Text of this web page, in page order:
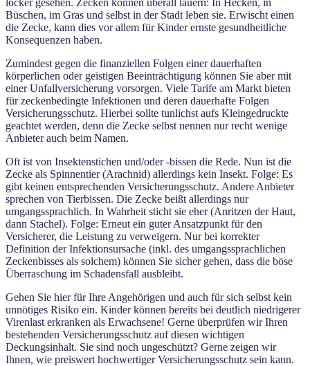
Büschen, im Gras und selbst in der Stadt leben sie. Erwischt einen
die Zecke, kann dies vor allem für Kinder ernste gesundheitliche
Konsequenzen haben.
Zumindest gegen die finanziellen Folgen einer dauerhaften
körperlichen oder geistigen Beeinträchtigung können Sie aber mit
einer Unfallversicherung vorsorgen. Viele Tarife am Markt bieten
für zeckenbedingte Infektionen und deren dauerhafte Folgen
Versicherungsschutz. Hierbei sollte tunlichst aufs Kleingedruckte
geachtet werden, denn die Zecke selbst nennen nur recht wenige
Anbieter auch beim Namen.
Oft ist von Insektenstichen und/oder -bissen die Rede. Nun ist die
Zecke als Spinnentier (Arachnid) allerdings kein Insekt. Folge: Es
gibt keinen entsprechenden Versicherungsschutz. Andere Anbieter
sprechen von Tierbissen. Die Zecke beißt allerdings nur
umgangssprachlich. In Wahrheit sticht sie eher (Anritzen der Haut,
dann Stachel). Folge: Erneut ein guter Ansatzpunkt für den
Versicherer, die Leistung zu verweigern. Nur bei korrekter
Definition der Infektionsursache (inkl. des umgangssprachlichen
Zeckenbisses als solchem) können Sie sicher gehen, dass die böse
Überraschung im Schadensfall ausbleibt.
Gehen Sie hier für Ihre Angehörigen und auch für sich selbst kein
unnötiges Risiko ein. Kinder können bereits bei deutlich niedrigerer
Virenlast erkranken als Erwachsene! Gerne überprüfen wir Ihren
bestehenden Versicherungsschutz auf diesen wichtigen
Deckungsinhalt. Sie sind noch ungeschützt? Gerne zeigen wir
Ihnen, wie preiswert hochwertiger Versicherungsschutz sein kann.